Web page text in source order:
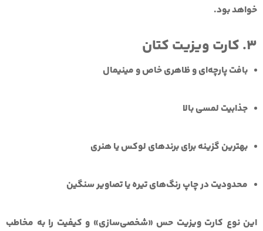
خواهد بود.
3. کارت ویزیت کتان
بافت پارچه‌ای و ظاهری خاص و مینیمال
جذابیت لمسی بالا
بهترین گزینه برای برندهای لوکس یا هنری
محدودیت در چاپ رنگ‌های تیره یا تصاویر سنگین
این نوع کارت ویزیت حس «شخصی‌سازی» و کیفیت را به مخاطب